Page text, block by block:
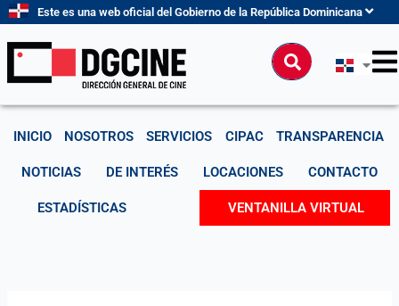
contenido
Este es una web oficial del Gobierno de la República Dominicana
Buscar
INICIO NOSOTROS SERVICIOS CIPAC TRANSPARENCIA
NOTICIAS DE INTERÉS LOCACIONES CONTACTO
ESTADÍSTICAS VENTANILLA VIRTUAL